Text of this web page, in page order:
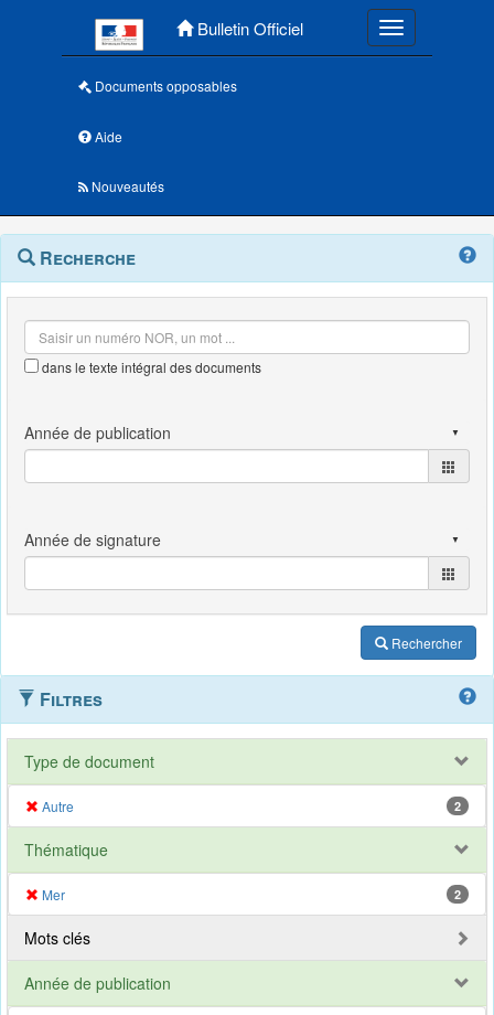
Bulletin Officiel Toggle
Documents opposables
Aide
Nouveautés
Navigation
outils
Menu
contextuel
Recherche
dans le texte intégral des documents
Rechercher
Filtres
Type de document
Autre 2
Thématique
Mer 2
Mots clés
Année de publication